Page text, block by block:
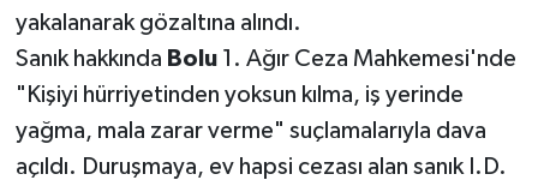
yakalanarak gözaltına alındı.
Sanık hakkında Bolu1. Ağır Ceza Mahkemesi'nde
"Kişiyi hürriyetinden yoksun kılma, iş yerinde
yağma, mala zarar verme" suçlamalarıyla dava
açıldı. Duruşmaya, ev hapsi cezası alan sanık I.D.